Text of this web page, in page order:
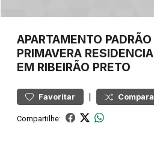
APARTAMENTO PADRÃO
PRIMAVERA
EM RIBEIRÃO PRETO
Favoritar |
Compartilhe: